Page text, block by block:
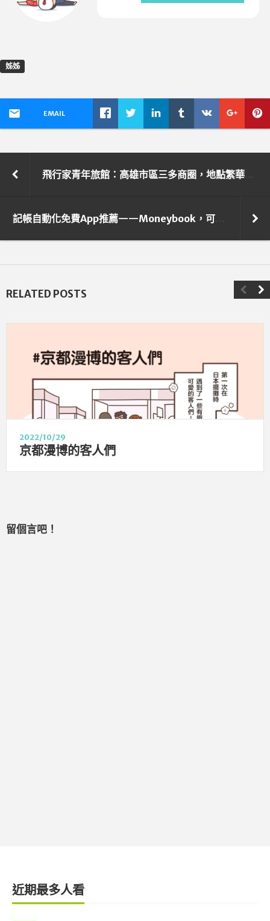
姊姊
EMAIL
RELATED POSTS
2022/10/29
京都漫博的客人們
留個言吧！
近期最多人看